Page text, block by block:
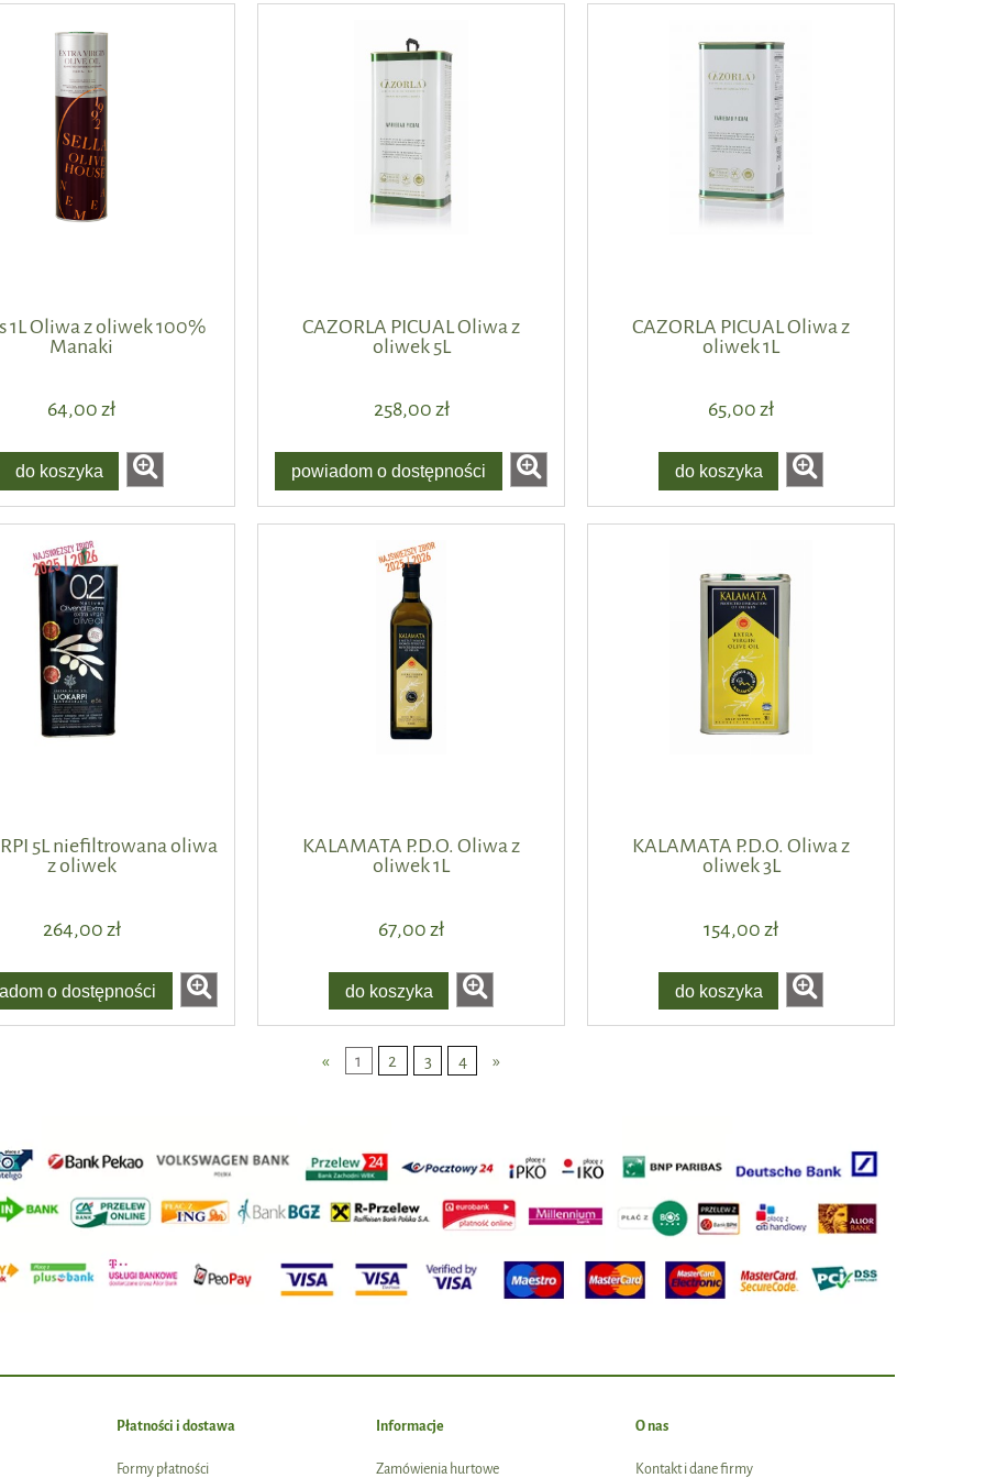
1L Oliwa z oliwek 100%
Manaki
64,00 zł
do koszyka
CAZORLA PICUAL Oliwa z
oliwek 5L
258,00 zł
powiadom o dostępności
CAZORLA PICUAL Oliwa z
oliwek 1L
65,00 zł
do koszyka
5L niefiltrowana oliwa
z oliwek
264,00 zł
o dostępności
KALAMATA P.D.O. Oliwa z
oliwek 1L
67,00 zł
do koszyka
KALAMATA P.D.O. Oliwa z
oliwek 3L
154,00 zł
do koszyka
« 1 2 3 4 »
Płatności i dostawa
Formy płatności
Informacje
Zamówienia hurtowe
O nas
Kontakt i dane firmy